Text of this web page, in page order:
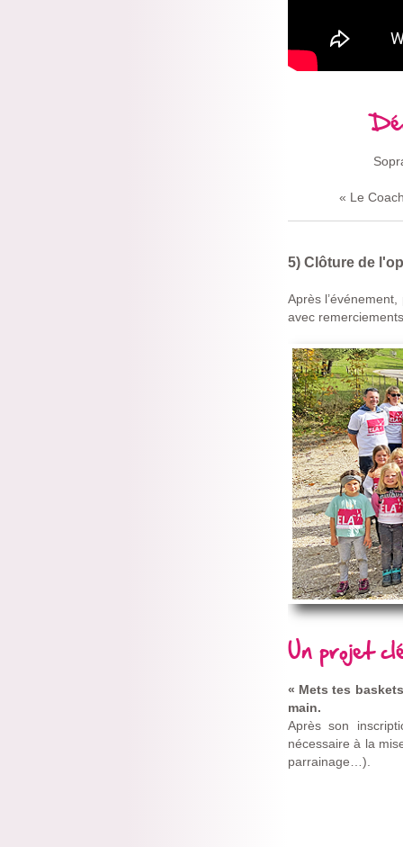
« Le
5) Clôture de
Après
avec
Un projet
« Mets tes
main.
Après son
nécessaire à la
parrainage…).